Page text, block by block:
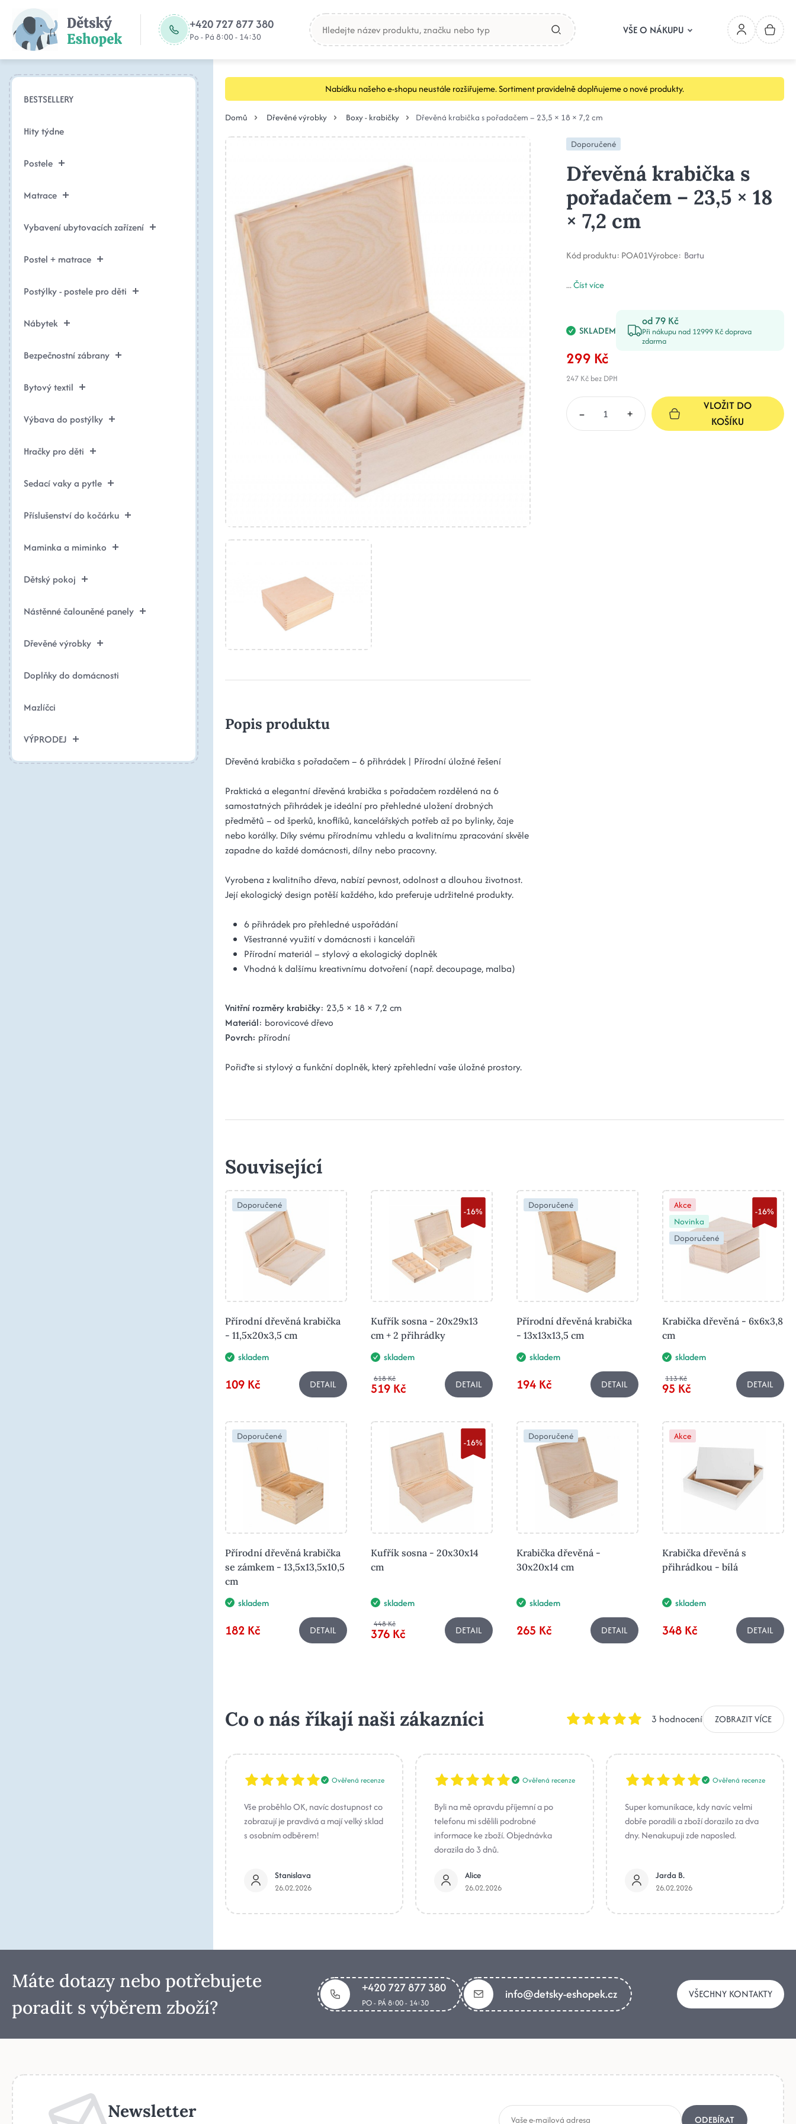
+420 727 877 380
Po - Pá 8:00 - 14:30
VŠE O NÁKUPU
BESTSELLERY
Hity týdne
Postele
Matrace
Vybavení ubytovacích zařízení
Postel + matrace
Postýlky - postele pro děti
Nábytek
Bezpečnostní zábrany
Bytový textil
Výbava do postýlky
Hračky pro děti
Sedací vaky a pytle
Příslušenství do kočárku
Maminka a miminko
Dětský pokoj
Nástěnné čalouněné panely
Dřevěné výrobky
Doplňky do domácnosti
Mazlíčci
VÝPRODEJ
Nabídku našeho e-shopu neustále rozšiřujeme. Sortiment pravidelně doplňujeme o nové produkty.
Domů Dřevěné výrobky Boxy - krabičky Dřevěná krabička s pořadačem – 23,5 × 18 × 7,2 cm
Popis produktu
Dřevěná krabička s pořadačem – 6 přihrádek | Přírodní úložné řešení
Praktická a elegantní dřevěná krabička s pořadačem rozdělená na 6
samostatných přihrádek je ideální pro přehledné uložení drobných
předmětů – od šperků, knoflíků, kancelářských potřeb až po bylinky, čaje
nebo korálky. Díky svému přírodnímu vzhledu a kvalitnímu zpracování skvěle
zapadne do každé domácnosti, dílny nebo pracovny.
Vyrobena z kvalitního dřeva, nabízí pevnost, odolnost a dlouhou životnost.
Její ekologický design potěší každého, kdo preferuje udržitelné produkty.
6 přihrádek pro přehledné uspořádání
Všestranné využití v domácnosti i kanceláři
Přírodní materiál – stylový a ekologický doplněk
Vhodná k dalšímu kreativnímu dotvoření (např. decoupage, malba)
Vnitřní rozměry krabičky: 23,5 × 18 × 7,2 cm
Materiál: borovicové dřevo
Povrch: přírodní
Pořiďte si stylový a funkční doplněk, který zpřehlední vaše úložné prostory.
Doporučené
Dřevěná krabička s
pořadačem – 23,5 × 18
× 7,2 cm
Kód produktu: POA01Výrobce: Bartu
...Číst více
SKLADEM
od 79 Kč
Při nákupu nad 12999 Kč doprava
zdarma
299 Kč
247 Kčbez DPH
– +
VLOŽIT DO
KOŠÍKU
Související
Doporučené
Přírodní dřevěná krabička
- 11,5x20x3,5 cm
skladem
109 Kč DETAIL
-16%
Kufřík sosna - 20x29x13
cm + 2 přihrádky
skladem
618 Kč
519 Kč DETAIL
Doporučené
Přírodní dřevěná krabička
- 13x13x13,5 cm
skladem
194 Kč DETAIL
Akce
Novinka
Doporučené
-16%
Krabička dřevěná - 6x6x3,8
cm
skladem
113 Kč
95 Kč DETAIL
Doporučené
Přírodní dřevěná krabička
se zámkem - 13,5x13,5x10,5
cm
skladem
182 Kč DETAIL
-16%
Kufřík sosna - 20x30x14
cm
skladem
448 Kč
376 Kč DETAIL
Doporučené
Krabička dřevěná -
30x20x14 cm
skladem
265 Kč DETAIL
Akce
Krabička dřevěná s
přihrádkou - bílá
skladem
348 Kč DETAIL
Co o nás říkají naši zákazníci 3 hodnocení ZOBRAZIT VÍCE
Ověřená recenze
Vše proběhlo OK, navíc dostupnost co
zobrazují je pravdivá a mají velký sklad
s osobním odběrem!
Stanislava
26.02.2026
Ověřená recenze
Byli na mě opravdu příjemní a po
telefonu mi sdělili podrobné
informace ke zboží. Objednávka
dorazila do 3 dnů.
Alice
26.02.2026
Ověřená recenze
Super komunikace, kdy navíc velmi
dobře poradili a zboží dorazilo za dva
dny. Nenakupuji zde naposled.
Jarda B.
26.02.2026
Máte dotazy nebo potřebujete
poradit s výběrem zboží?
+420 727 877 380
PO - PÁ 8:00 - 14:30
info@detsky-eshopek.cz VŠECHNY KONTAKTY
Newsletter ODEBÍRAT